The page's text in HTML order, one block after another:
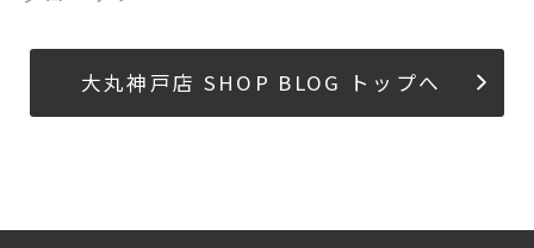
大丸神戸店 SHOP BLOG トップへ